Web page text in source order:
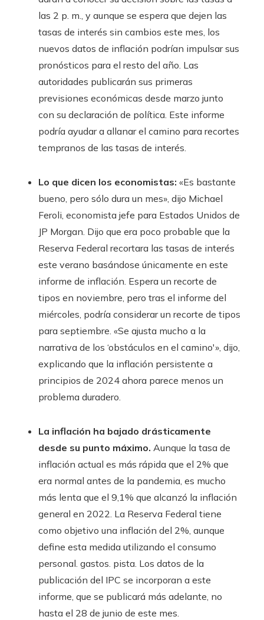
las 2 p. m., y aunque se espera que dejen las
tasas de interés sin cambios este mes, los
nuevos datos de inflación podrían impulsar sus
pronósticos para el resto del año. Las
autoridades publicarán sus primeras
previsiones económicas desde marzo junto
con su declaración de política. Este informe
podría ayudar a allanar el camino para recortes
tempranos de las tasas de interés.
Lo que dicen los economistas: «Es bastante
bueno, pero sólo dura un mes», dijo Michael
Feroli, economista jefe para Estados Unidos de
JP Morgan. Dijo que era poco probable que la
Reserva Federal recortara las tasas de interés
este verano basándose únicamente en este
informe de inflación. Espera un recorte de
tipos en noviembre, pero tras el informe del
miércoles, podría considerar un recorte de tipos
para septiembre. «Se ajusta mucho a la
narrativa de los ‘obstáculos en el camino'», dijo,
explicando que la inflación persistente a
principios de 2024 ahora parece menos un
problema duradero.
La inflación ha bajado drásticamente
desde su punto máximo. Aunque la tasa de
inflación actual es más rápida que el 2% que
era normal antes de la pandemia, es mucho
más lenta que el 9,1% que alcanzó la inflación
general en 2022. La Reserva Federal tiene
como objetivo una inflación del 2%, aunque
define esta medida utilizando el consumo
personal. gastos. pista. Los datos de la
publicación del IPC se incorporan a este
informe, que se publicará más adelante, no
hasta el 28 de junio de este mes.